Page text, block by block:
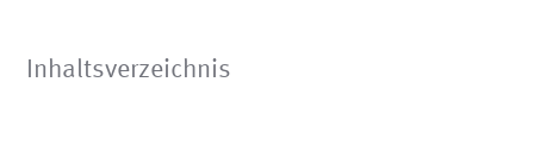
Inhaltsverzeichnis